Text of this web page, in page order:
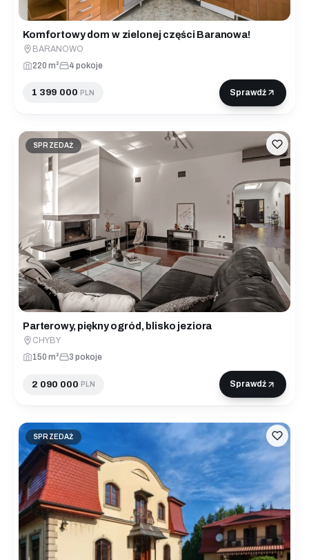
Komfortowy dom w zielonej części Baranowa!
BARANOWO
220 m²
4 pokoje
1 399 000 PLN Sprawdź
SPRZEDAŻ
Parterowy, piękny ogród, blisko jeziora
CHYBY
150 m²
3 pokoje
2 090 000 PLN Sprawdź
SPRZEDAŻ